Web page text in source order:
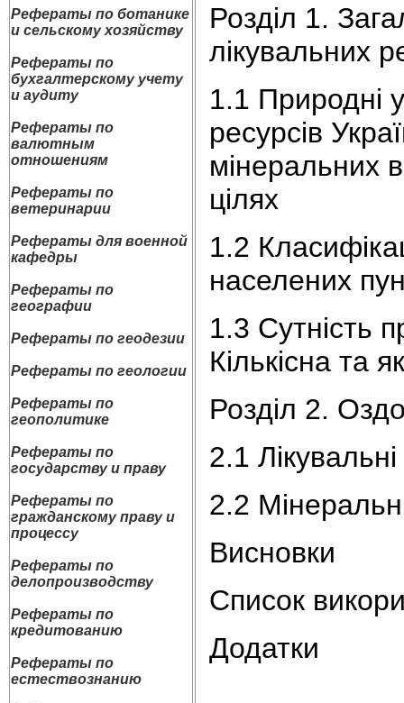
Рефераты по ботанике
и сельскому хозяйству
Рефераты по
бухгалтерскому учету
и аудиту
Рефераты по
валютным
отношениям
Рефераты по
ветеринарии
Рефераты для военной
кафедры
Рефераты по
географии
Рефераты по геодезии
Рефераты по геологии
Рефераты по
геополитике
Рефераты по
государству и праву
Рефераты по
гражданскому праву и
процессу
Рефераты по
делопроизводству
Рефераты по
кредитованию
Рефераты по
естествознанию
Розділ 1.
лікувальних
1.1 Природні
ресурсів
мінеральних
цілях
1.2
населених
1.3 Сутність
Кількісна та
Розділ 2.
2.1
2.2
Висновки
Список
Додатки